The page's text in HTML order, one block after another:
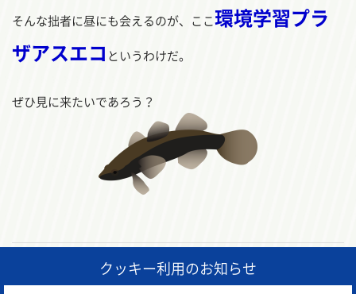
そんな拙者に昼にも会えるのが、ここ環境学習プラ
ザアスエコ というわけだ。
ぜひ見に来たいであろう？
前の記事 一覧に戻る 次の記事
クッキー利用のお知らせ